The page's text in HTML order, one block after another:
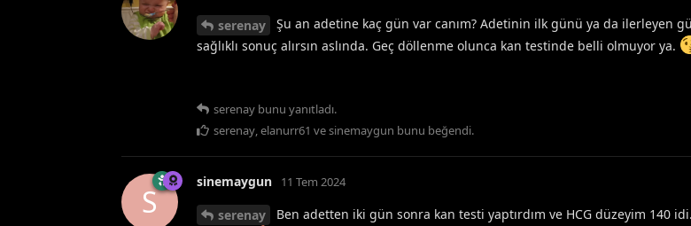
serenay
Şu an adetine kaç gün var canım? Adetinin ilk günü ya da ilerleyen
sağlıklı sonuç alırsın aslında. Geç döllenme olunca kan testinde belli olmuyor ya.
serenay bunu yanıtladı.
serenay elanurr61 vesinemaygun bunu beğendi.
S
sinemaygun 11 Tem 2024
serenay
Ben adetten iki gün sonra kan testi yaptırdım ve HCG düzeyim 140